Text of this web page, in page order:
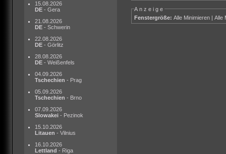
15.08.2026
DE - Gera
21.08.2026
DE - Schwerin
22.08.2026
DE - Görlitz
28.08.2026
DE - Weißenfels
04.09.2026
Tschechien - Prag
05.09.2026
Tschechien - Brno
07.09.2026
Slowakei - Pezinok
15.10.2026
Litauen - Vilnius
16.10.2026
Lettland - Riga
Anzeige
Fenstergröße: Alle Minimieren |Alle